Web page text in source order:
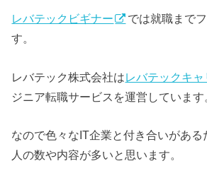
レバテックビギナー
では就職まで
す。
レバテック株式会社はレバテックキャ
ジニア転職サービスを運営しています
なので色々なIT企業と付き合いがあ
人の数や内容が多いと思います。